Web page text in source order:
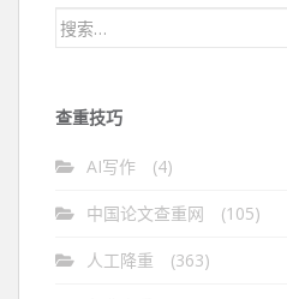
搜
查重技巧
AI写作 (4)
中国论文查重网 (105)
人工降重 (363)